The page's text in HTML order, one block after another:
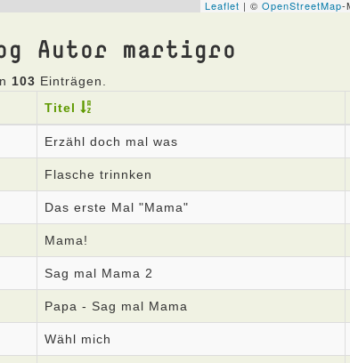
Autor martigro
103 Einträgen.
Titel
Erzähl doch mal was
Flasche trinnken
Das erste Mal "Mama"
Mama!
Sag mal Mama 2
Papa - Sag mal Mama
Wähl mich